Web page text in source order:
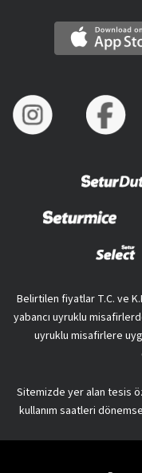
Belirtilen fiyatlar T.C. ve
yabancı uyruklu
uyruklu misafirlere
Sitemizde yer alan tesis
kullanım saatleri